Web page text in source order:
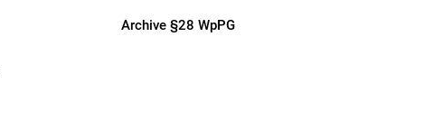
Archive §28 WpPG